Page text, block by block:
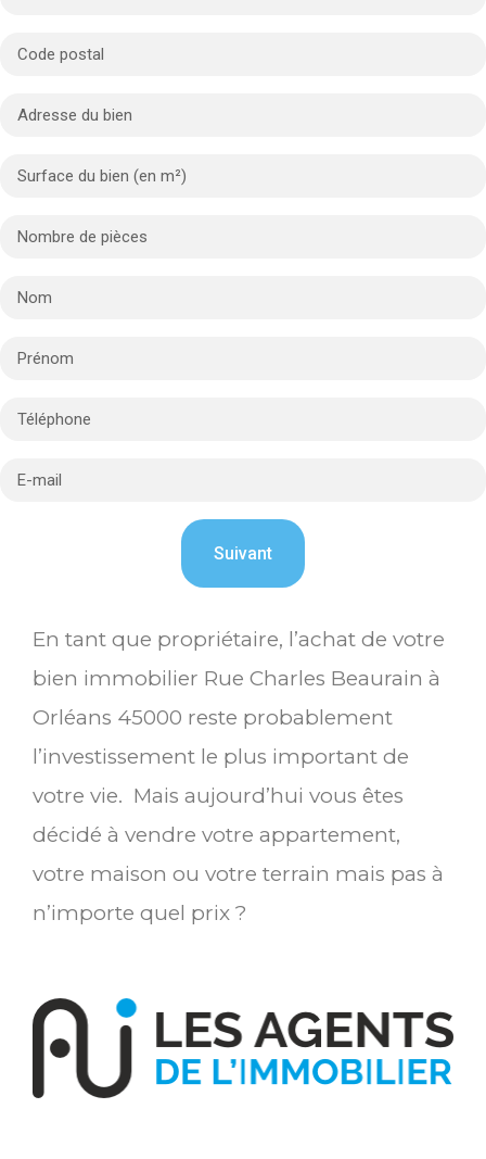
En tant que propriétaire, l’achat de votre
bien immobilier Rue Charles Beaurain à
Orléans 45000 reste probablement
l’investissement le plus important de
votre vie. Mais aujourd’hui vous êtes
décidé à vendre votre appartement,
votre maison ou votre terrain mais pas à
n’importe quel prix ?